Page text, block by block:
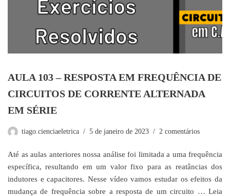
AULA 103 – RESPOSTA EM FREQUÊNCIA DE
CIRCUITOS DE CORRENTE ALTERNADA
EM SÉRIE
tiago.cienciaeletrica 5 de janeiro de 2023 2 comentários
Até as aulas anteriores nossa análise foi limitada a uma frequência
específica, resultando em um valor fixo para as reatâncias dos
indutores e capacitores. Nesse vídeo vamos estudar os efeitos da
mudança de frequência sobre a resposta de um circuito … Leia